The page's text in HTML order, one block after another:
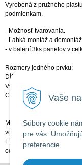
Vaše
Súbory cookie
pre vás.
preferencie.
Vyrobená z pružného
podmienkam.
- Možnosť tvarovania.
- Ľahká montáž a
- v balení 3ks panelov v
Rozmery jedného prvku:
Dĺžka: 80 cm
Výška viditeľnej časti: 9,5 cm
Celková výška: 20 cm
Môžete ju ľubovoľne
vďaka jednoduchej
Efektným spôsobom
oddeľuje trávniky od